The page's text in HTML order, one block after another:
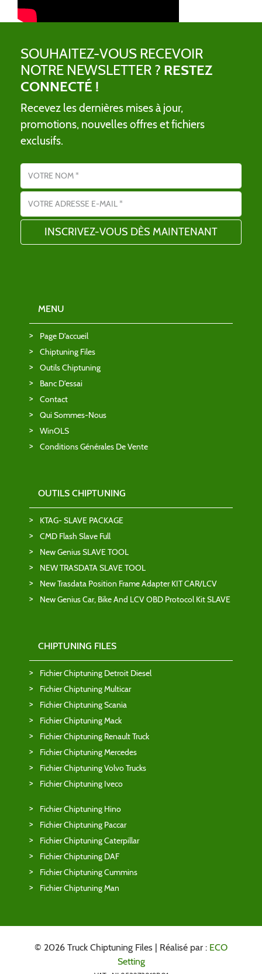
SOUHAITEZ-VOUS RECEVOIR
NOTRE NEWSLETTER ? RESTEZ
CONNECTÉ !
Recevez les dernières mises à jour,
promotions, nouvelles offres et fichiers
exclusifs.
Nom
Adresse email
MENU
Page D'accueil
Chiptuning Files
Outils Chiptuning
Banc D'essai
Contact
Qui Sommes-Nous
WinOLS
Conditions Générales De Vente
OUTILS CHIPTUNING
KTAG- SLAVE PACKAGE
CMD Flash Slave Full
New Genius SLAVE TOOL
NEW TRASDATA SLAVE TOOL
New Trasdata Position Frame Adapter KIT CAR/LCV
New Genius Car, Bike And LCV OBD Protocol Kit SLAVE
CHIPTUNING FILES
Fichier Chiptuning Detroit Diesel
Fichier Chiptuning Multicar
Fichier Chiptuning Scania
Fichier Chiptuning Mack
Fichier Chiptuning Renault Truck
Fichier Chiptuning Mercedes
Fichier Chiptuning Volvo Trucks
Fichier Chiptuning Iveco
Fichier Chiptuning Hino
Fichier Chiptuning Paccar
Fichier Chiptuning Caterpillar
Fichier Chiptuning DAF
Fichier Chiptuning Cummins
Fichier Chiptuning Man
© 2026 Truck Chiptuning Files | Réalisé par : ECO
Setting